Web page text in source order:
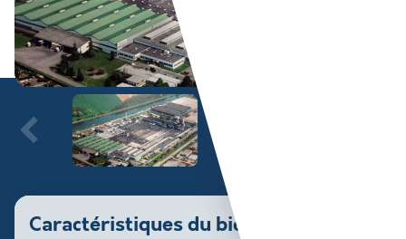
Caractéristiques du bien